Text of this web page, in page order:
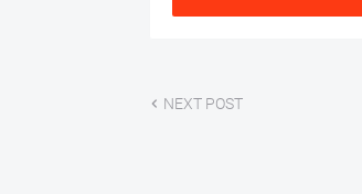
NEXT POST